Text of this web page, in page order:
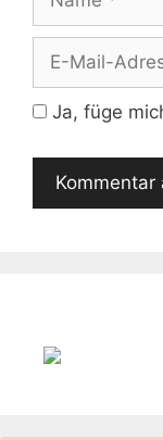
Adresse
Ja, füge